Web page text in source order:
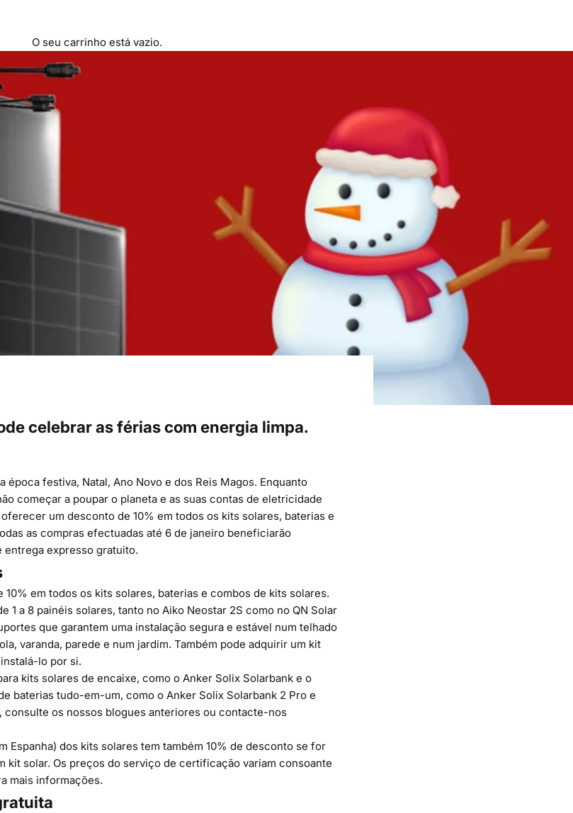
O seu carrinho está vazio.
celebrar as férias com energia limpa.
época festiva, Natal, Ano Novo e dos Reis Magos. Enquanto
começar a poupar o planeta e as suas contas de eletricidade
um desconto de 10% em todos os kits solares, baterias e
as compras efectuadas até 6 de janeiro beneficiarão
entrega expresso gratuito.
10% em todos os kits solares, baterias e combos de kits solares.
1 a 8 painéis solares, tanto no Aiko Neostar 2S como no QN Solar
que garantem uma instalação segura e estável num telhado
varanda, parede e num jardim. Também pode adquirir um kit
lo por si.
kits solares de encaixe, como o Anker Solix Solarbank e o
baterias tudo-em-um, como o Anker Solix Solarbank 2 Pro e
consulte os nossos blogues anteriores ou contacte-nos
Espanha) dos kits solares tem também 10% de desconto se for
kit solar. Os preços do serviço de certificação variam consoante
mais informações.